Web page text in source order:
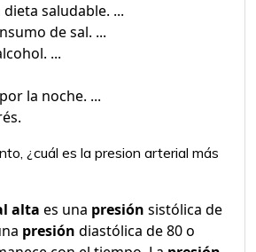
saludable. ...
de sal. ...
...
la noche. ...
¿cuál es la presion arterial más
alta es una presión sistólica de
presión diastólica de 80 o